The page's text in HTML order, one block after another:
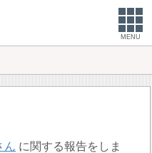
MENU
に関する報告をしま